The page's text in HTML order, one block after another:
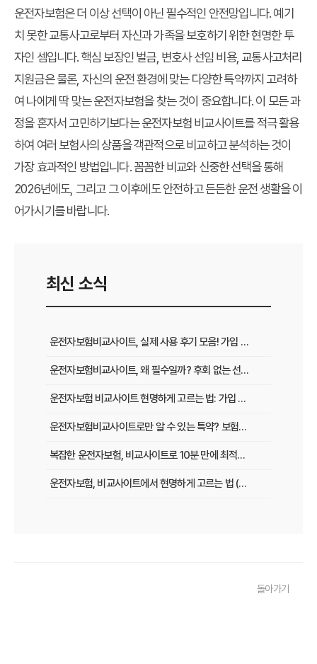
운전자보험은 더 이상 선택이 아닌 필수적인 안전망입니다. 예기
치 못한 교통사고로부터 자신과 가족을 보호하기 위한 현명한 투
자인 셈입니다. 핵심 보장인 벌금, 변호사 선임 비용, 교통사고처리
지원금은 물론, 자신의 운전 환경에 맞는 다양한 특약까지 고려하
여 나에게 딱 맞는 운전자보험을 찾는 것이 중요합니다. 이 모든 과
정을 혼자서 고민하기보다는 운전자보험 비교사이트를 적극 활용
하여 여러 보험사의 상품을 객관적으로 비교하고 분석하는 것이
가장 효과적인 방법입니다. 꼼꼼한 비교와 신중한 선택을 통해
2026년에도, 그리고 그 이후에도 안전하고 든든한 운전 생활을 이
어가시기를 바랍니다.
최신 소식
운전자보험비교사이트, 실제 사용 후기 모음! 가입 전 반드시 봐야 할 꿀팁
운전자보험비교사이트, 왜 필수일까? 후회 없는 선택을 위한 3가지 핵심 질문
운전자보험 비교사이트 현명하게 고르는 법: 가입 전 놓치지 말아야 할 체크리스트
운전자보험비교사이트로만 알 수 있는 특약? 보험료 절감 비법 공개
복잡한 운전자보험, 비교사이트로 10분 만에 최적의 설계 끝내는 법
운전자보험, 비교사이트에서 현명하게 고르는 법 (보장 VS 가격)
돌아가기